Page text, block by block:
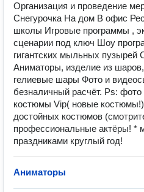
Организация и проведение
Снегурочка На дом В офис
школы Игровые программы ,
сценарии под ключ Шоу
гигантских мыльных
Аниматоры, изделие из
гелиевые шары Фото и
безналичный расчёт. Ps:
костюмы Vip( новые
достойных костюмов
профессиональные актёры! *
праздниками круглый год!
Аниматоры